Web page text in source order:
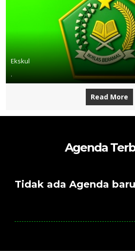
Ekskul
.
Read More
Agenda
Tidak ada Agenda